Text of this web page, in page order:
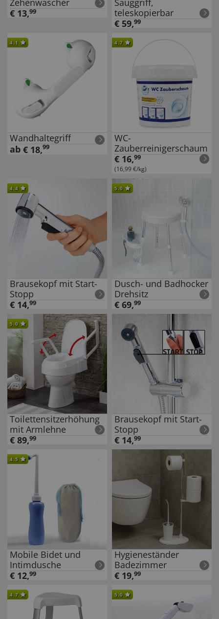
Zehenwascher
€ 13,99
Sauggriff,
teleskopierbar
€ 59,99
4.1
Wandhaltegriff
ab € 18,99
4.7
WC-
Zauberreinigerschaum
€ 16,99
(16,99 €/kg)
4.4
Brausekopf mit Start-
Stopp
€ 14,99
5.0
Dusch- und Badhocker
Drehsitz
€ 69,99
5.0
Toilettensitzerhöhung
mit Armlehne
€ 89,99
Brausekopf mit Start-
Stopp
€ 14,99
4.5
Mobile Bidet und
Intimdusche
€ 12,99
Hygieneständer
Badezimmer
€ 19,99
4.7 5.0